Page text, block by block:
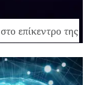
επίκεντρο της